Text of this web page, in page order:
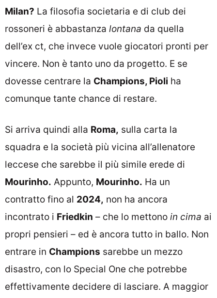
Milan? La filosofia societaria e di club dei
rossoneri è abbastanza lontana da quella
dell’ex ct, che invece vuole giocatori pronti per
vincere. Non è tanto uno da progetto. E se
dovesse centrare la Champions, Pioli ha
comunque tante chance di restare.
Si arriva quindi alla Roma, sulla carta la
squadra e la società più vicina all’allenatore
leccese che sarebbe il più simile erede di
Mourinho. Appunto, Mourinho. Ha un
contratto fino al 2024, non ha ancora
incontrato i Friedkin – che lo mettono in cima ai
propri pensieri – ed è ancora tutto in ballo. Non
entrare in Champions sarebbe un mezzo
disastro, con lo Special One che potrebbe
effettivamente decidere di lasciare. A maggior